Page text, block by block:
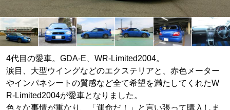
4代目の愛車。GDA-E、WR-Limited2004。
涙目、大型ウイングなどのエクステリアと、赤色メーター
やインパネシートの質感など全て希望を満たしてくれたW
R-Limited2004が愛車となりました。
色々な事情が重なり、「運命だ！」と言い張って購入しま